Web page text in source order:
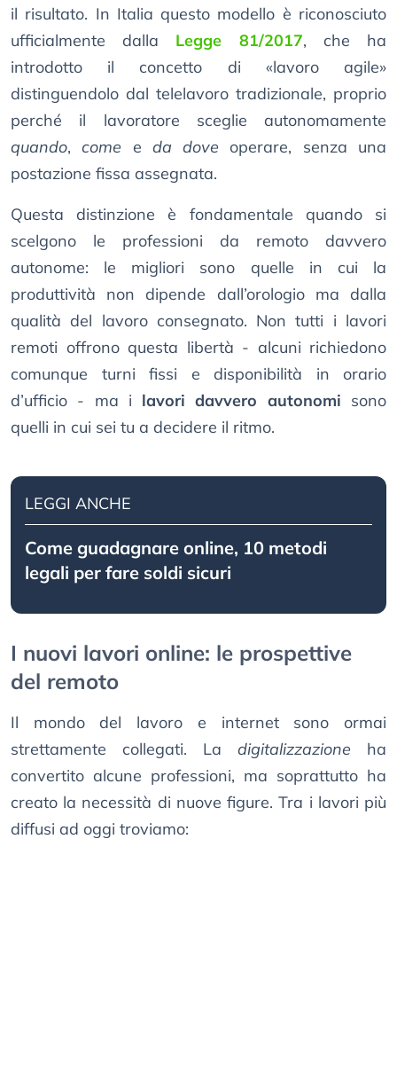
il risultato. In Italia questo modello è riconosciuto
ufficialmente dalla Legge 81/2017, che ha
introdotto il concetto di «lavoro agile»
distinguendolo dal telelavoro tradizionale, proprio
perché il lavoratore sceglie autonomamente
quando,come e da dove operare, senza una
postazione fissa assegnata.
Questa distinzione è fondamentale quando si
scelgono le professioni da remoto davvero
autonome: le migliori sono quelle in cui la
produttività non dipende dall’orologio ma dalla
qualità del lavoro consegnato. Non tutti i lavori
remoti offrono questa libertà - alcuni richiedono
comunque turni fissi e disponibilità in orario
d’ufficio - ma i lavori davvero autonomi sono
quelli in cui sei tu a decidere il ritmo.
LEGGI ANCHE
Come guadagnare online, 10 metodi
legali per fare soldi sicuri
I nuovi lavori online: le prospettive
del remoto
Il mondo del lavoro e internet sono ormai
strettamente collegati. La digitalizzazione ha
convertito alcune professioni, ma soprattutto ha
creato la necessità di nuove figure. Tra i lavori più
diffusi ad oggi troviamo: